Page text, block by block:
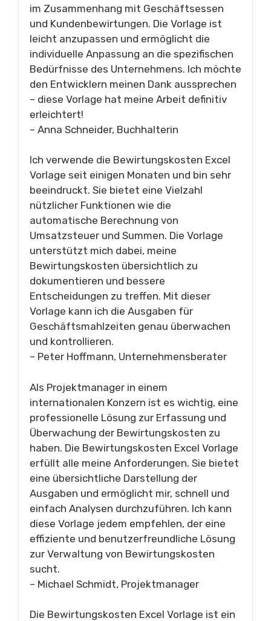
im Zusammenhang mit Geschäftsessen
und Kundenbewirtungen. Die Vorlage ist
leicht anzupassen und ermöglicht die
individuelle Anpassung an die spezifischen
Bedürfnisse des Unternehmens. Ich möchte
den Entwicklern meinen Dank aussprechen
– diese Vorlage hat meine Arbeit definitiv
erleichtert!
– Anna Schneider, Buchhalterin
Ich verwende die Bewirtungskosten Excel
Vorlage seit einigen Monaten und bin sehr
beeindruckt. Sie bietet eine Vielzahl
nützlicher Funktionen wie die
automatische Berechnung von
Umsatzsteuer und Summen. Die Vorlage
unterstützt mich dabei, meine
Bewirtungskosten übersichtlich zu
dokumentieren und bessere
Entscheidungen zu treffen. Mit dieser
Vorlage kann ich die Ausgaben für
Geschäftsmahlzeiten genau überwachen
und kontrollieren.
– Peter Hoffmann, Unternehmensberater
Als Projektmanager in einem
internationalen Konzern ist es wichtig, eine
professionelle Lösung zur Erfassung und
Überwachung der Bewirtungskosten zu
haben. Die Bewirtungskosten Excel Vorlage
erfüllt alle meine Anforderungen. Sie bietet
eine übersichtliche Darstellung der
Ausgaben und ermöglicht mir, schnell und
einfach Analysen durchzuführen. Ich kann
diese Vorlage jedem empfehlen, der eine
effiziente und benutzerfreundliche Lösung
zur Verwaltung von Bewirtungskosten
sucht.
– Michael Schmidt, Projektmanager
Die Bewirtungskosten Excel Vorlage ist ein